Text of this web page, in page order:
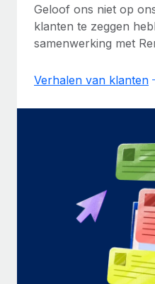
Geloof ons niet op
klanten te zeggen
samenwerking met
Verhalen van klanten